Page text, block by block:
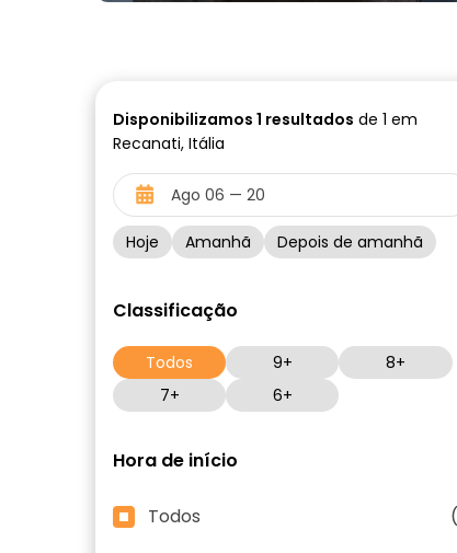
Disponibilizamos 1 resultados de 1 em
Recanati, Itália
Hoje Amanhã Depois de amanhã
Classificação
Todos 9+
8+
7+
6+
Hora de início
Todos